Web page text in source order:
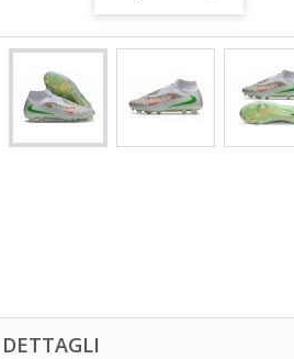
DETTAGLI